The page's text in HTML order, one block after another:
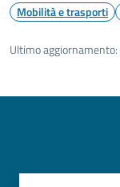
Mobilità e trasporti
Ultimo aggiornamento: